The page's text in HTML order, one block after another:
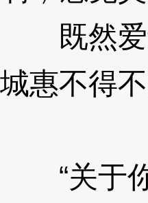
既然爱
城惠不得
“关于你